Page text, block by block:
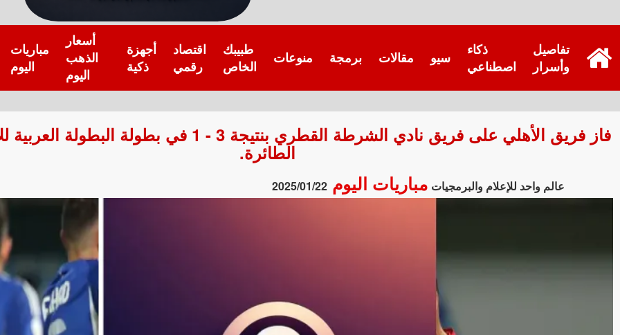
مباريات
اليوم
أسعار
الذهب
اليوم
أجهزة
ذكية
اقتصاد
رقمي
طبيبك
الخاص
منوعات برمجة مقالات سيو
ذكاء
اصطناعي
تفاصيل
وأسرار
فاز فريق الأهلي على فريق نادي الشرطة القطري بنتيجة 3 - 1 في بطولة
الطائرة.
عالم واحد للإعلام والبرمجيات مباريات اليوم 2025/01/22